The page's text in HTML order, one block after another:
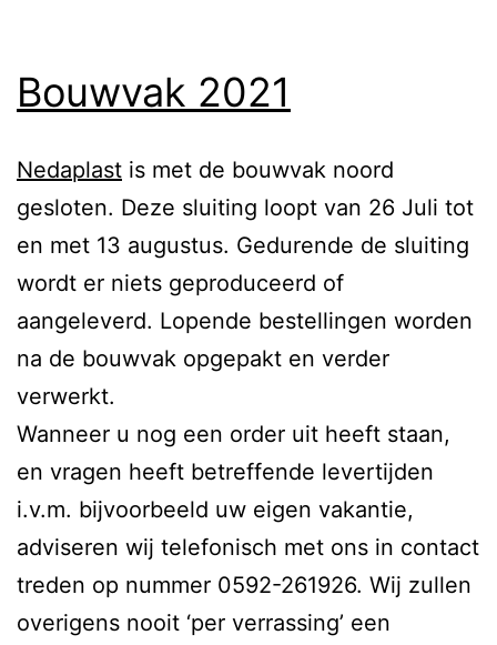
Bouwvak 2021
Nedaplast is met de bouwvak noord
gesloten. Deze sluiting loopt van 26 Juli tot
en met 13 augustus. Gedurende de sluiting
wordt er niets geproduceerd of
aangeleverd. Lopende bestellingen worden
na de bouwvak opgepakt en verder
verwerkt.
Wanneer u nog een order uit heeft staan,
en vragen heeft betreffende levertijden
i.v.m. bijvoorbeeld uw eigen vakantie,
adviseren wij telefonisch met ons in contact
treden op nummer 0592-261926. Wij zullen
overigens nooit ‘per verrassing’ een